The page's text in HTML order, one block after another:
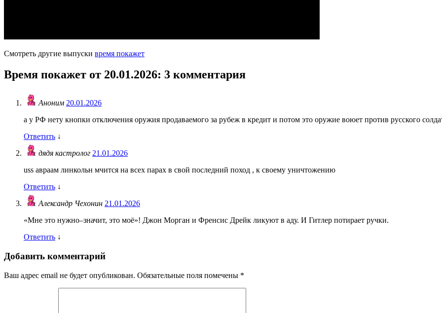
Смотреть другие выпуски время покажет
Время покажет от 20.01.2026: 3 комментария
Аноним 20.01.2026
а у РФ нету кнопки отключения оружия продаваемого за рубеж в кредит и потом это оружие воюет против русского
Ответить ↓
дядя кастролог 21.01.2026
uss aвраам линкольн мчится на всех парах в свой последний поход , к своему уничтожению
Ответить ↓
Александр Чехонин 21.01.2026
«Мне это нужно–значит, это моё»! Джон Морган и Френсис Дрейк ликуют в аду. И Гитлер потирает ручки.
Ответить ↓
Добавить комментарий
Ваш адрес email не будет опубликован. Обязательные поля помечены *